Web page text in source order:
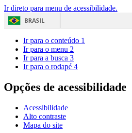
Ir direto para menu de acessibilidade.
BRASIL
Ir para o conteúdo 1
Ir para o menu 2
Ir para a busca 3
Ir para o rodapé 4
Opções de acessibilidade
Acessibilidade
Alto contraste
Mapa do site